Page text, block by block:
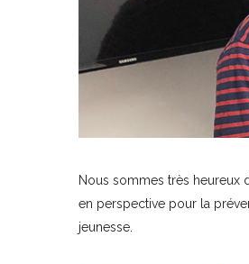
Nous sommes très heureux
en perspective pour la
jeunesse.